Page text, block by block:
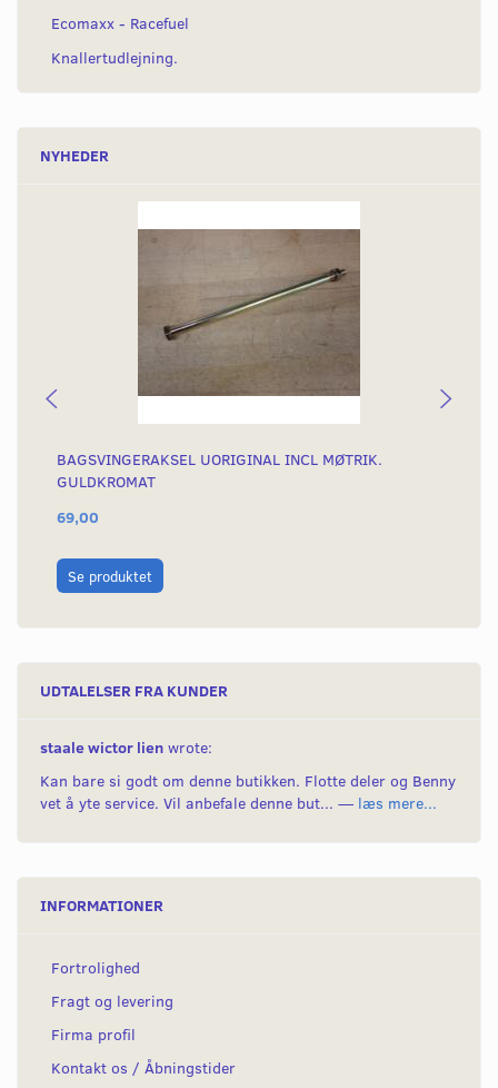
Ecomaxx - Racefuel
Knallertudlejning.
NYHEDER
BAGSVINGERAKSEL UORIGINAL INCL MØTRIK.
GULDKROMAT
69,00
Se produktet
UDTALELSER FRA KUNDER
staale wictor lien wrote:
Kan bare si godt om denne butikken. Flotte deler og Benny
vet å yte service. Vil anbefale denne but... — læs mere...
INFORMATIONER
Fortrolighed
Fragt og levering
Firma profil
Kontakt os / Åbningstider